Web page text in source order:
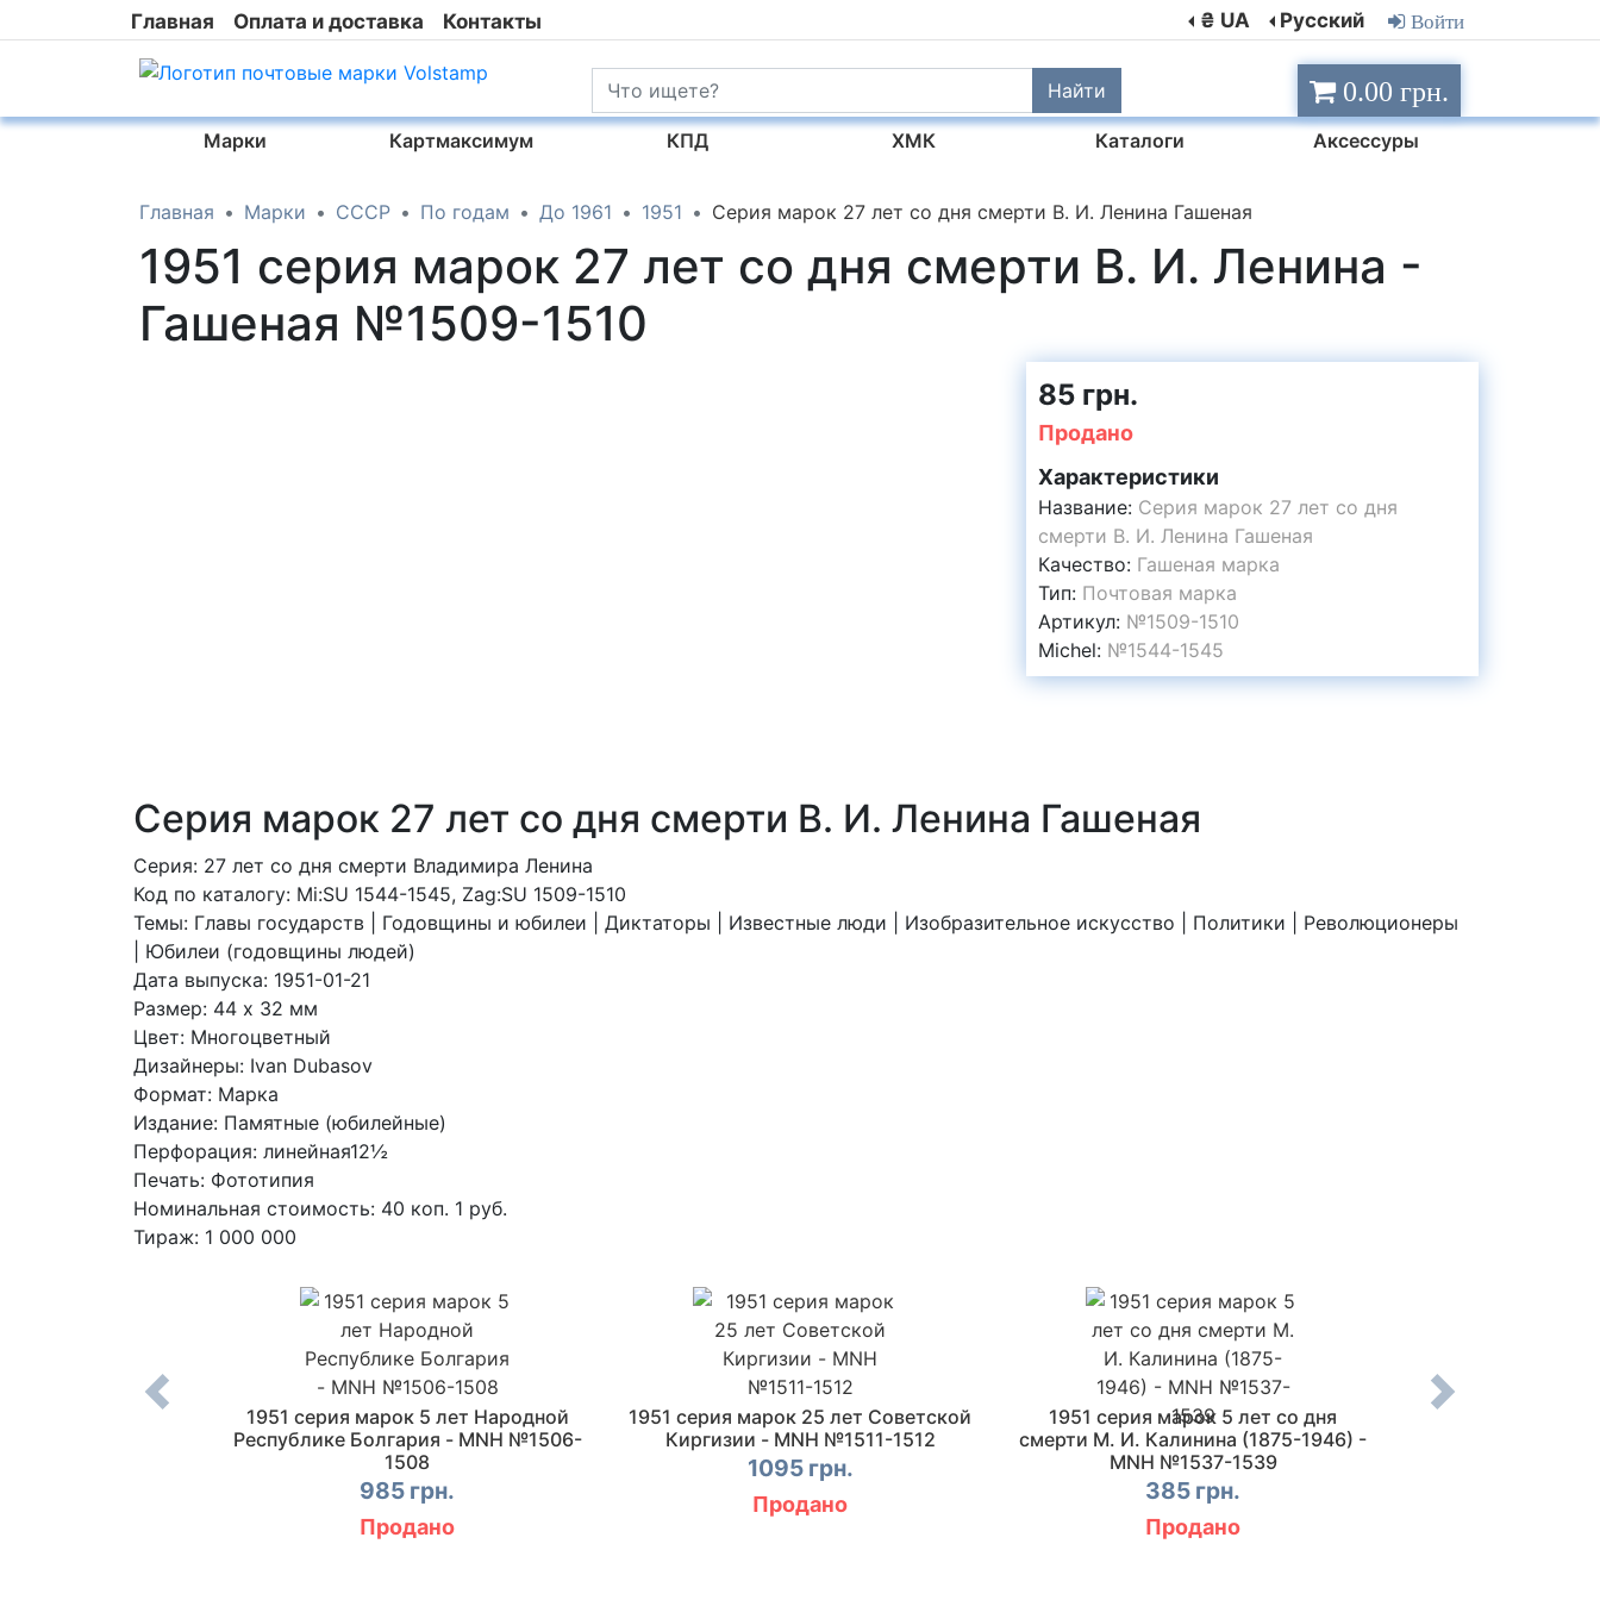
Главная Оплата и доставка Контакты ₴ UA Русский Войти
Найти 0.00 грн.
Марки Картмаксимум КПД ХМК Каталоги Аксессуры
Главная Марки СССР По годам До 1961 1951 Серия марок 27 лет со дня смерти В. И. Ленина Гашеная
1951 серия марок 27 лет со дня смерти В. И. Ленина -
Гашеная №1509-1510
85 грн.
Продано
Характеристики
Название: Серия марок 27 лет со дня
смерти В. И. Ленина Гашеная
Качество: Гашеная марка
Тип: Почтовая марка
Артикул: №1509-1510
Michel: №1544-1545
Серия марок 27 лет со дня смерти В. И. Ленина Гашеная
Серия: 27 лет со дня смерти Владимира Ленина
Код по каталогy: Mi:SU 1544-1545, Zag:SU 1509-1510
Темы: Главы государств | Годовщины и юбилеи | Диктаторы | Известные люди | Изобразительное искусство | Политики | Революционеры
| Юбилеи (годовщины людей)
Дата выпуска: 1951-01-21
Размер: 44 x 32 мм
Цвет: Многоцветный
Дизайнеры: Ivan Dubasov
Формат: Марка
Издание: Памятные (юбилейные)
Перфорация: линейная12½
Печать: Фототипия
Номинальная стоимость: 40 коп. 1 руб.
Тираж: 1 000 000
5 лет Венгерской
1951 серия марок 5 лет Народной
Республике Болгария - MNH №1506-
1508
985 грн.
Продано
1951 серия марок 25 лет Советской
Киргизии - MNH №1511-1512
1095 грн.
Продано
1951 серия марок 5 лет со дня
смерти М. И. Калинина (1875-1946) -
MNH №1537-1539
385 грн.
Продано
1951 марка 100